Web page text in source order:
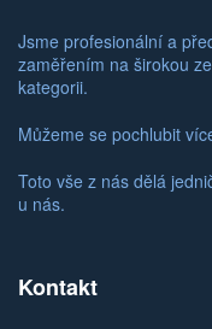
Jsme profesionální a
zaměřením na širokou
kategorii.
Můžeme se pochlubit
Toto vše z nás dělá
u nás.
Kontakt